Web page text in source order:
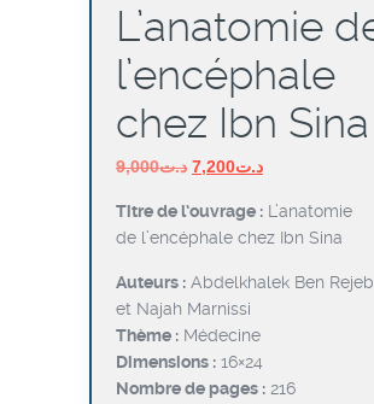
L’anatomie
l’encéphale
chez Ibn Sina
د.ت9,000
Le
initial
était :
د.ت7,200
Le
actuel
est :
Titre de l’ouvrage : L’anatomie
de l’encéphale chez Ibn Sina
Auteurs : Abdelkhalek Ben Rejeb
et Najah Marnissi
Thème : Médecine
Dimensions : 16×24
Nombre de pages : 216